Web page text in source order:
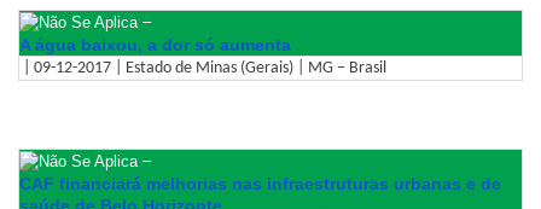
–
A água baixou, a dor só aumenta
| 09-12-2017 | Estado de Minas (Gerais) | MG – Brasil
–
CAF financiará melhorias nas infraestruturas urbanas e de